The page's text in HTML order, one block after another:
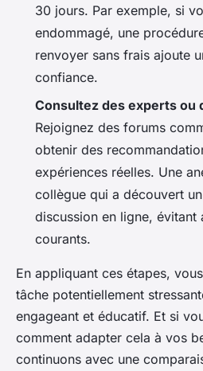
30 jours. Par exemple, si
endommagé, une
renvoyer sans frais ajoute
confiance.
Consultez des experts ou
Rejoignez des forums
obtenir des
expériences réelles. Une
collègue qui a découvert
discussion en ligne, évitant
courants.
En appliquant ces étapes,
tâche potentiellement
engageant et éducatif. Et si
comment adapter cela à vos
continuons avec une